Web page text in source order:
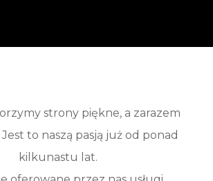
strony piękne, a zarazem
to naszą pasją już od ponad
kilkunastu lat.